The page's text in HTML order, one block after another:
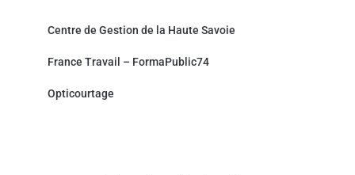
Centre de Gestion de la Haute Savoie
France Travail – FormaPublic74
Opticourtage